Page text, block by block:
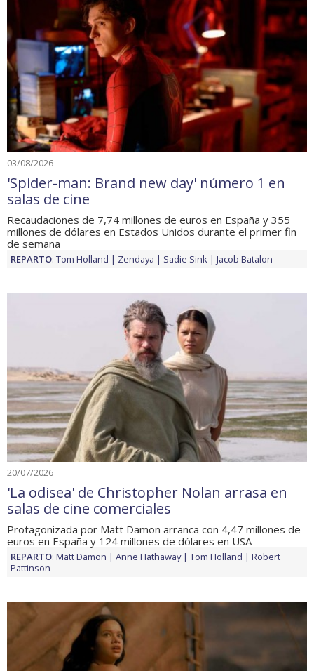
03/08/2026
'Spider-man: Brand new day' número 1 en
salas de cine
Recaudaciones de 7,74 millones de euros en España y 355
millones de dólares en Estados Unidos durante el primer fin
de semana
REPARTO: Tom Holland Zendaya Sadie Sink Jacob Batalon
20/07/2026
'La odisea' de Christopher Nolan arrasa en
salas de cine comerciales
Protagonizada por Matt Damon arranca con 4,47 millones de
euros en España y 124 millones de dólares en USA
REPARTO: Matt Damon Anne Hathaway Tom Holland
Robert
Pattinson